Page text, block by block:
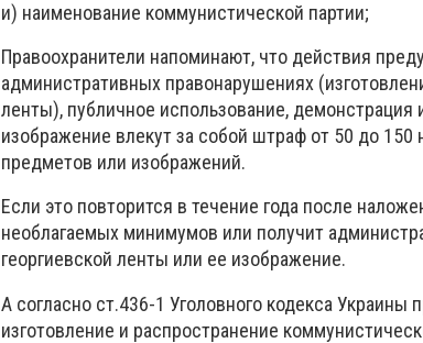
и) наименование коммунистической партии;
Правоохранители напоминают, что действия
административных правонарушениях
ленты), публичное использование,
изображение влекут за собой штраф от 50 до
предметов или изображений.
Если это повторится в течение года после
необлагаемых минимумов или получит
георгиевской ленты или ее изображение.
А согласно ст.436-1 Уголовного кодекса Украины
изготовление и распространение